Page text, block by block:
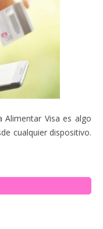
Visa es algo
cualquier dispositivo.